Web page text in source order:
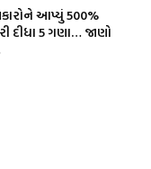
આપ્યું 500%
દીધા 5 ગણા… જાણો